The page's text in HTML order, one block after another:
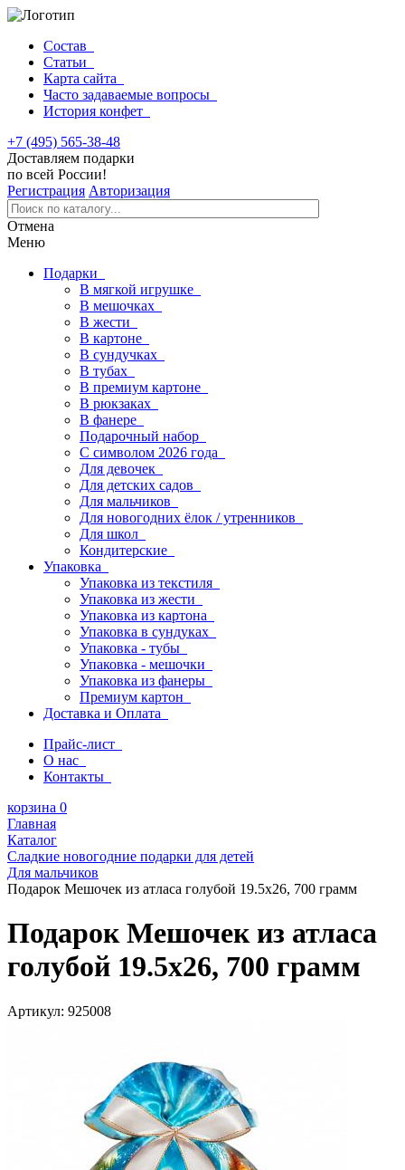
Состав
Статьи
Карта сайта
Часто задаваемые вопросы
История конфет
+7 (495) 565-38-48
Доставляем подарки
по всей России!
Регистрация Авторизация
Отмена
Меню
Подарки
В мягкой игрушке
В мешочках
В жести
В картоне
В сундучках
В тубах
В премиум картоне
В рюкзаках
В фанере
Подарочный набор
С символом 2026 года
Для девочек
Для детских садов
Для мальчиков
Для новогодних ёлок / утренников
Для школ
Кондитерские
Упаковка
Упаковка из текстиля
Упаковка из жести
Упаковка из картона
Упаковка в сундуках
Упаковка - тубы
Упаковка - мешочки
Упаковка из фанеры
Премиум картон
Доставка и Оплата
Прайс-лист
О нас
Контакты
корзина 0
Главная
Каталог
Сладкие новогодние подарки для детей
Для мальчиков
Подарок Мешочек из атласа голубой 19.5х26, 700 грамм
Подарок Мешочек из атласа
голубой 19.5х26, 700 грамм
Артикул: 925008